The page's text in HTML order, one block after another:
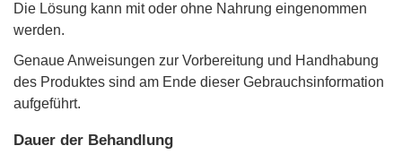
Die Lösung kann mit oder ohne Nahrung eingenommen
werden.
Genaue Anweisungen zur Vorbereitung und Handhabung
des Produktes sind am Ende dieser Gebrauchsinformation
aufgeführt.
Dauer der Behandlung